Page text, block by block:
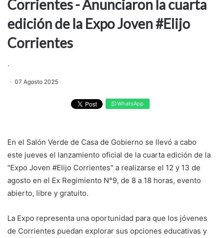
Corrientes - Anunciaron la cuarta
edición de la Expo Joven #Elijo
Corrientes
.
07 Agosto 2025
WhatsApp
En el Salón Verde de Casa de Gobierno se llevó a cabo
este jueves el lanzamiento oficial de la cuarta edición de la
"Expo Joven #Elijo Corrientes" a realizarse el 12 y 13 de
agosto en el Ex Regimiento N°9, de 8 a 18 horas, evento
abierto, libre y gratuito.
La Expo representa una oportunidad para que los jóvenes
de Corrientes puedan explorar sus opciones educativas y